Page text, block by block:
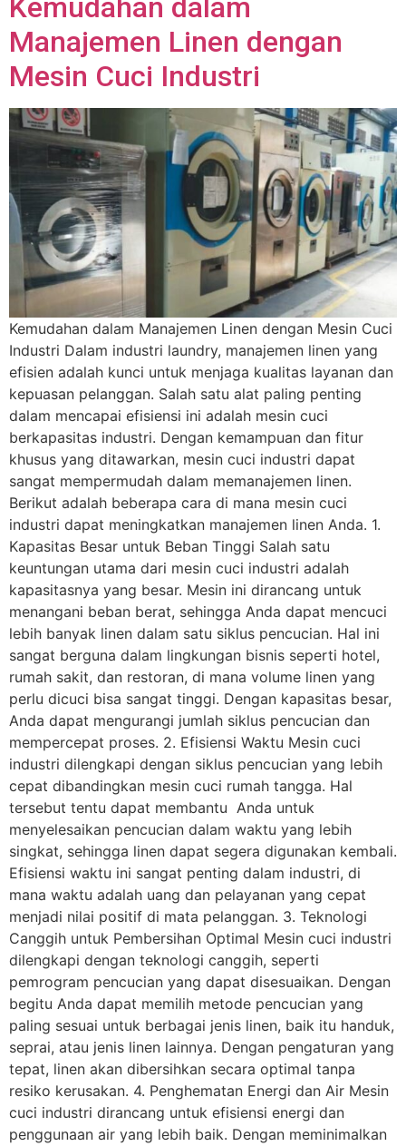
Kemudahan dalam
Manajemen Linen dengan
Mesin Cuci Industri
Kemudahan dalam Manajemen Linen dengan Mesin Cuci
Industri Dalam industri laundry, manajemen linen yang
efisien adalah kunci untuk menjaga kualitas layanan dan
kepuasan pelanggan. Salah satu alat paling penting
dalam mencapai efisiensi ini adalah mesin cuci
berkapasitas industri. Dengan kemampuan dan fitur
khusus yang ditawarkan, mesin cuci industri dapat
sangat mempermudah dalam memanajemen linen.
Berikut adalah beberapa cara di mana mesin cuci
industri dapat meningkatkan manajemen linen Anda. 1.
Kapasitas Besar untuk Beban Tinggi Salah satu
keuntungan utama dari mesin cuci industri adalah
kapasitasnya yang besar. Mesin ini dirancang untuk
menangani beban berat, sehingga Anda dapat mencuci
lebih banyak linen dalam satu siklus pencucian. Hal ini
sangat berguna dalam lingkungan bisnis seperti hotel,
rumah sakit, dan restoran, di mana volume linen yang
perlu dicuci bisa sangat tinggi. Dengan kapasitas besar,
Anda dapat mengurangi jumlah siklus pencucian dan
mempercepat proses. 2. Efisiensi Waktu Mesin cuci
industri dilengkapi dengan siklus pencucian yang lebih
cepat dibandingkan mesin cuci rumah tangga. Hal
tersebut tentu dapat membantu Anda untuk
menyelesaikan pencucian dalam waktu yang lebih
singkat, sehingga linen dapat segera digunakan kembali.
Efisiensi waktu ini sangat penting dalam industri, di
mana waktu adalah uang dan pelayanan yang cepat
menjadi nilai positif di mata pelanggan. 3. Teknologi
Canggih untuk Pembersihan Optimal Mesin cuci industri
dilengkapi dengan teknologi canggih, seperti
pemrogram pencucian yang dapat disesuaikan. Dengan
begitu Anda dapat memilih metode pencucian yang
paling sesuai untuk berbagai jenis linen, baik itu handuk,
seprai, atau jenis linen lainnya. Dengan pengaturan yang
tepat, linen akan dibersihkan secara optimal tanpa
resiko kerusakan. 4. Penghematan Energi dan Air Mesin
cuci industri dirancang untuk efisiensi energi dan
penggunaan air yang lebih baik. Dengan meminimalkan